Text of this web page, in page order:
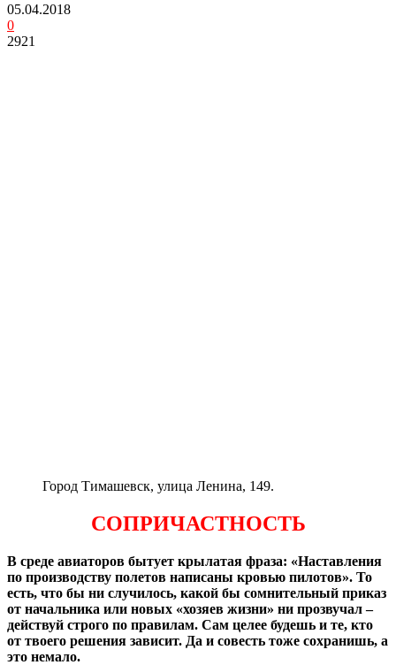
05.04.2018
0
2921
Город Тимашевск, улица Ленина, 149.
СОПРИЧАСТНОСТЬ
В среде авиаторов бытует крылатая фраза: «Наставления
по производству полетов написаны кровью пилотов». То
есть, что бы ни случилось, какой бы сомнительный приказ
от начальника или новых «хозяев жизни» ни прозвучал –
действуй строго по правилам. Сам целее будешь и те, кто
от твоего решения зависит. Да и совесть тоже сохранишь, а
это немало.